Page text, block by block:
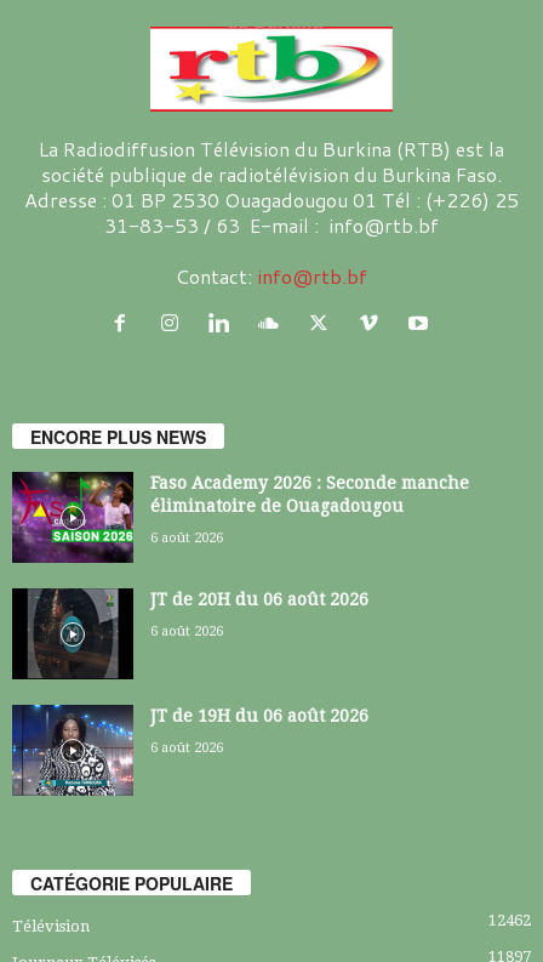
La Radiodiffusion Télévision du Burkina (RTB) est la
société publique de radiotélévision du Burkina Faso.
Adresse : 01 BP 2530 Ouagadougou 01 Tél : (+226) 25
31-83-53 / 63 E-mail : info@rtb.bf
Contact: info@rtb.bf
ENCORE PLUS NEWS
Faso Academy 2026 : Seconde manche
éliminatoire de Ouagadougou
6 août 2026
JT de 20H du 06 août 2026
6 août 2026
JT de 19H du 06 août 2026
6 août 2026
CATÉGORIE POPULAIRE
Télévision 12462
11897